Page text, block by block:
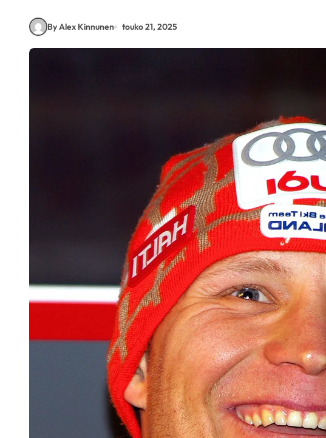
By Alex Kinnunen touko 21, 2025